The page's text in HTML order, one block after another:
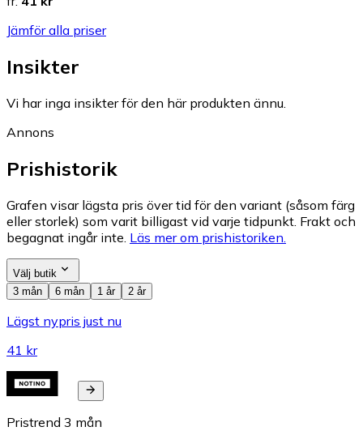
Jämför alla priser
Insikter
Vi har inga insikter för den här produkten ännu.
Annons
Prishistorik
Grafen visar lägsta pris över tid för den variant (såsom färg
eller storlek) som varit billigast vid varje tidpunkt. Frakt och
begagnat ingår inte. Läs mer om prishistoriken.
Välj butik
3 mån
6 mån 1 år 2 år
Lägst nypris just nu
41 kr
Pristrend 3 mån